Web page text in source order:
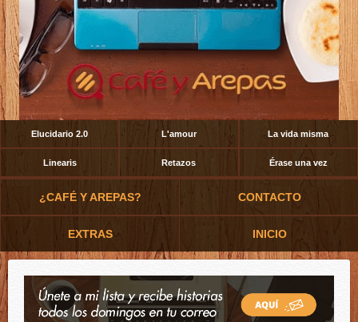
Elucidario 2.0 L'amour La vida misma
Linearis Retazos Érase una vez
¿CAFÉ Y AREPAS? CONTACTO
EXTRAS INICIO